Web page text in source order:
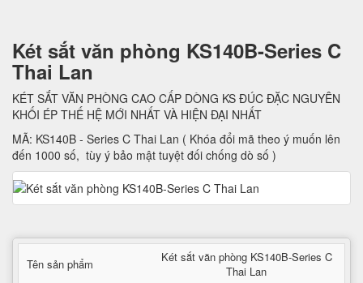
Két sắt văn phòng KS140B-Series C
Thai Lan
KÉT SẮT VĂN PHÒNG CAO CẤP DÒNG KS ĐÚC ĐẶC NGUYÊN
KHỐI ÉP THẾ HỆ MỚI NHẤT VÀ HIỆN ĐẠI NHẤT
MÃ: KS140B - Series C Thai Lan ( Khóa đổi mã theo ý muốn lên
đến 1000 số, tùy ý bảo mật tuyệt đối chống dò số )
Tên sản phẩm
Két sắt văn phòng KS140B-Series C
Thai Lan